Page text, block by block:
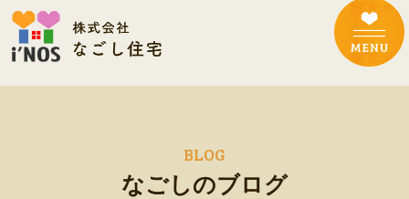
なごしのブログ
BLOG